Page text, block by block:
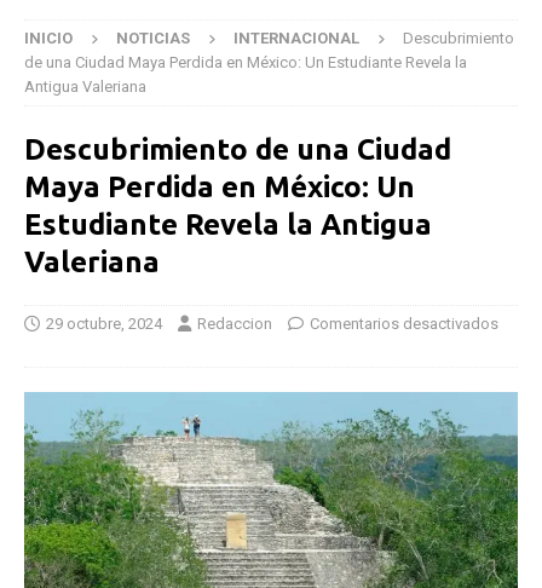
INICIO NOTICIAS INTERNACIONAL
Descubrimiento
de una Ciudad Maya Perdida en México: Un Estudiante Revela la
Antigua Valeriana
Descubrimiento de una Ciudad
Maya Perdida en México: Un
Estudiante Revela la Antigua
Valeriana
29 octubre, 2024 Redaccion Comentarios desactivados